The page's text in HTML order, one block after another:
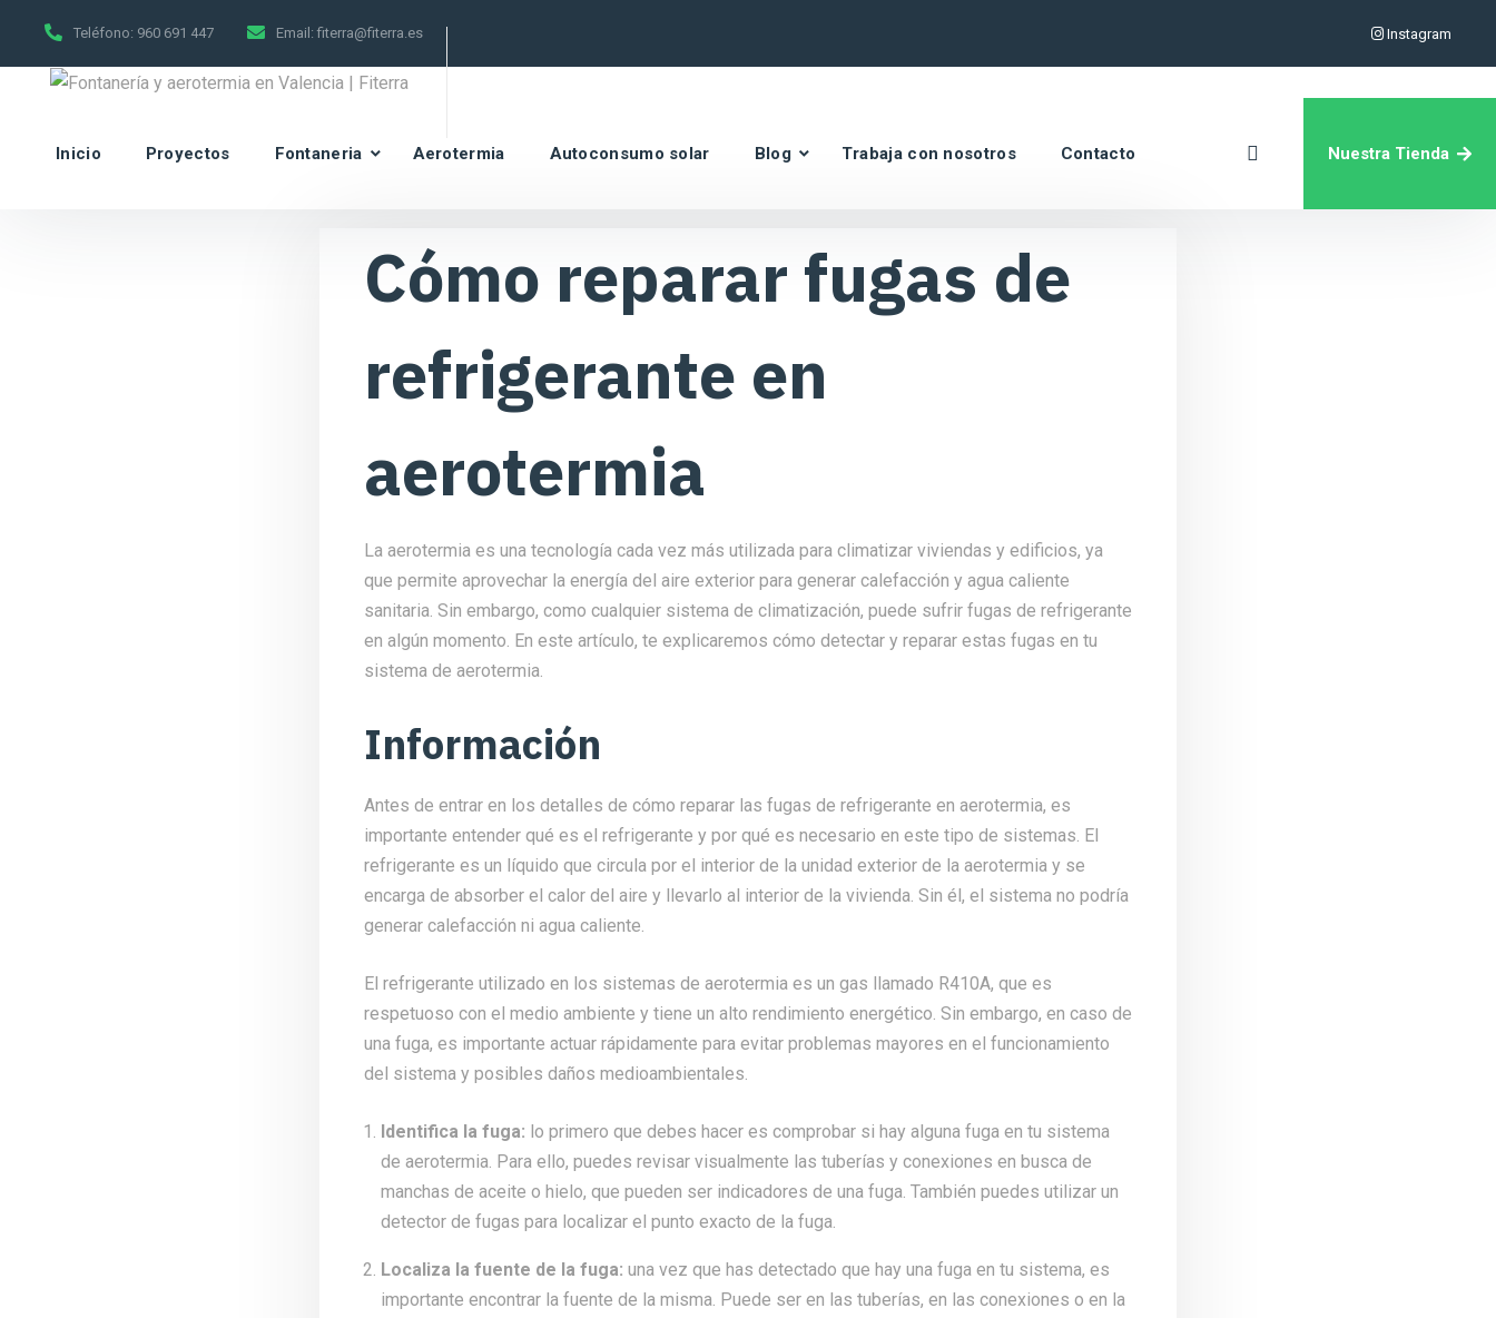
Teléfono: 960 691 447 Email: fiterra@fiterra.es Instagram
Inicio Proyectos Fontaneria Aerotermia Autoconsumo solar Blog Trabaja con nosotros Contacto Nuestra Tienda
Cómo reparar fugas de
refrigerante en
aerotermia
La aerotermia es una tecnología cada vez más utilizada para climatizar viviendas y edificios, ya
que permite aprovechar la energía del aire exterior para generar calefacción y agua caliente
sanitaria. Sin embargo, como cualquier sistema de climatización, puede sufrir fugas de refrigerante
en algún momento. En este artículo, te explicaremos cómo detectar y reparar estas fugas en tu
sistema de aerotermia.
Información
Antes de entrar en los detalles de cómo reparar las fugas de refrigerante en aerotermia, es
importante entender qué es el refrigerante y por qué es necesario en este tipo de sistemas. El
refrigerante es un líquido que circula por el interior de la unidad exterior de la aerotermia y se
encarga de absorber el calor del aire y llevarlo al interior de la vivienda. Sin él, el sistema no podría
generar calefacción ni agua caliente.
El refrigerante utilizado en los sistemas de aerotermia es un gas llamado R410A, que es
respetuoso con el medio ambiente y tiene un alto rendimiento energético. Sin embargo, en caso de
una fuga, es importante actuar rápidamente para evitar problemas mayores en el funcionamiento
del sistema y posibles daños medioambientales.
Identifica la fuga: lo primero que debes hacer es comprobar si hay alguna fuga en tu sistema
de aerotermia. Para ello, puedes revisar visualmente las tuberías y conexiones en busca de
manchas de aceite o hielo, que pueden ser indicadores de una fuga. También puedes utilizar un
detector de fugas para localizar el punto exacto de la fuga.
Localiza la fuente de la fuga: una vez que has detectado que hay una fuga en tu sistema, es
importante encontrar la fuente de la misma. Puede ser en las tuberías, en las conexiones o en la